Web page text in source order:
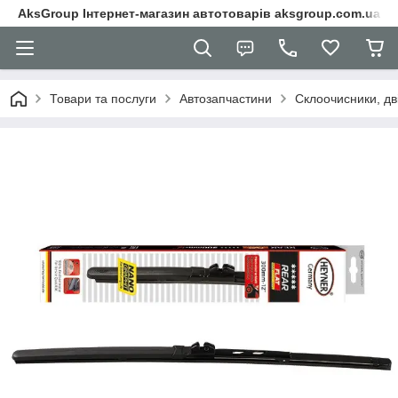
AksGroup Інтернет-магазин автотоварів aksgroup.com.ua
Товари та послуги Автозапчастини Склоочисники,